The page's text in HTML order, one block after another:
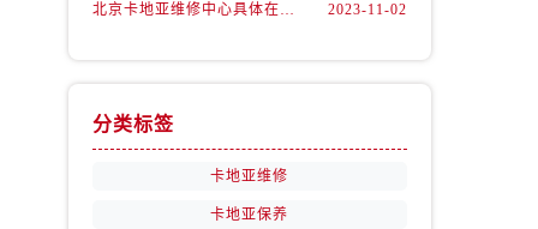
北京卡地亚维修中心具体在哪里？ 2023-11-02
分类标签
卡地亚维修
卡地亚保养